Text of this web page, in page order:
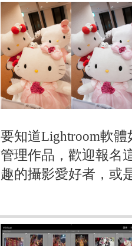
要知道Lightroom軟
管理作品，歡迎報名
趣的攝影愛好者，或